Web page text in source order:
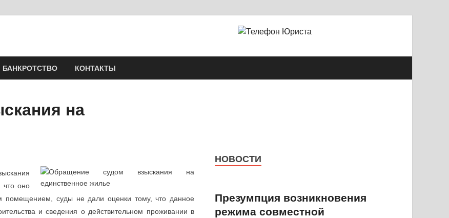
Шлыков Николай Александрович
БАНКРОТСТВО КОНТАКТЫ
на
что оно
помещением, суды не дали оценки тому, что данное
и сведения о действительном проживании в
НОВОСТИ
Презумпция возникновения
режима совместной